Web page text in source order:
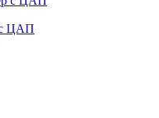
с ЦАП